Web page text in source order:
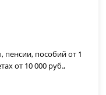
пенсии, пособий от 1
от 10 000 руб.,